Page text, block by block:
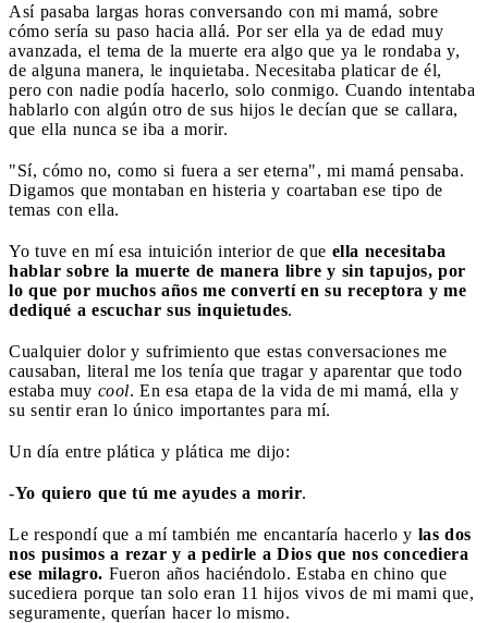
Así pasaba largas horas conversando con mi mamá, sobre
cómo sería su paso hacia allá. Por ser ella ya de edad muy
avanzada, el tema de la muerte era algo que ya le rondaba y,
de alguna manera, le inquietaba. Necesitaba platicar de él,
pero con nadie podía hacerlo, solo conmigo. Cuando intentaba
hablarlo con algún otro de sus hijos le decían que se callara,
que ella nunca se iba a morir.
"Sí, cómo no, como si fuera a ser eterna", mi mamá pensaba.
Digamos que montaban en histeria y coartaban ese tipo de
temas con ella.
Yo tuve en mí esa intuición interior de que ella necesitaba
hablar sobre la muerte de manera libre y sin tapujos, por
lo que por muchos años me convertí en su receptora y me
dediqué a escuchar sus inquietudes.
Cualquier dolor y sufrimiento que estas conversaciones me
causaban, literal me los tenía que tragar y aparentar que todo
estaba muy cool. En esa etapa de la vida de mi mamá, ella y
su sentir eran lo único importantes para mí.
Un día entre plática y plática me dijo:
-Yo quiero que tú me ayudes a morir.
Le respondí que a mí también me encantaría hacerlo y las dos
nos pusimos a rezar y a pedirle a Dios que nos concediera
ese milagro. Fueron años haciéndolo. Estaba en chino que
sucediera porque tan solo eran 11 hijos vivos de mi mami que,
seguramente, querían hacer lo mismo.